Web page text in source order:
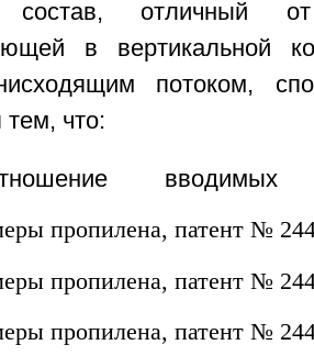
состав, отличный
в вертикальной
потоком,
тем, что:
вводимых